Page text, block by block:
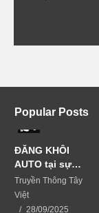
Popular Posts
ĐĂNG KHÔI
AUTO tại sự
kiện Business
Matching-kết
nối vươn xa
Truyền Thông Tây
Việt
28/09/2025